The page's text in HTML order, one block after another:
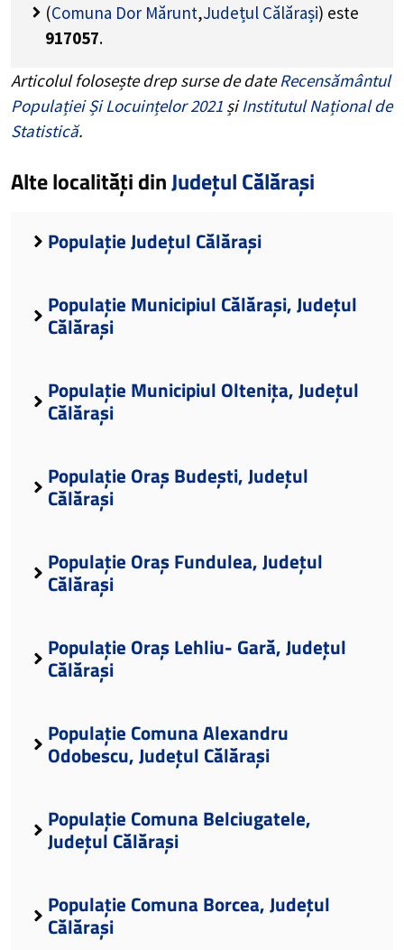
(Comuna Dor Mărunt,Județul Călărași) este
917057.
Articolul folosește drep surse de dateRecensământul
Populației Și Locuințelor 2021 șiInstitutul Național de
Statistică.
Alte localități dinJudețul Călărași
Populație Județul Călărași
Populație Municipiul Călărași, Județul
Călărași
Populație Municipiul Oltenița, Județul
Călărași
Populație Oraș Budești, Județul
Călărași
Populație Oraș Fundulea, Județul
Călărași
Populație Oraș Lehliu- Gară, Județul
Călărași
Populație Comuna Alexandru
Odobescu, Județul Călărași
Populație Comuna Belciugatele,
Județul Călărași
Populație Comuna Borcea, Județul
Călărași